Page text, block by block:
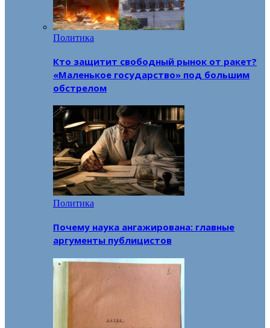
Политика
Кто защитит свободный рынок от ракет?
«Маленькое государство» под большим
обстрелом
Политика
Почему наука ангажирована: главные
аргументы публицистов